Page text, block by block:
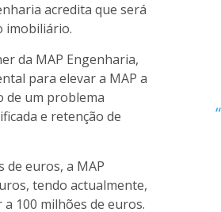
acredita que será
imobiliário.
da MAP Engenharia,
para elevar a MAP a
de um problema
e retenção de
de euros, a MAP
tendo actualmente,
100 milhões de euros.